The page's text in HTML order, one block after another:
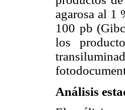
agarosa al 1
100 pb
los
Análisis